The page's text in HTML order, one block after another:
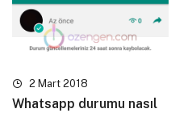
2 Mart 2018
Whatsapp durumu nasıl